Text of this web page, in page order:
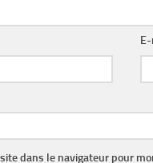
dans le navigateur pour